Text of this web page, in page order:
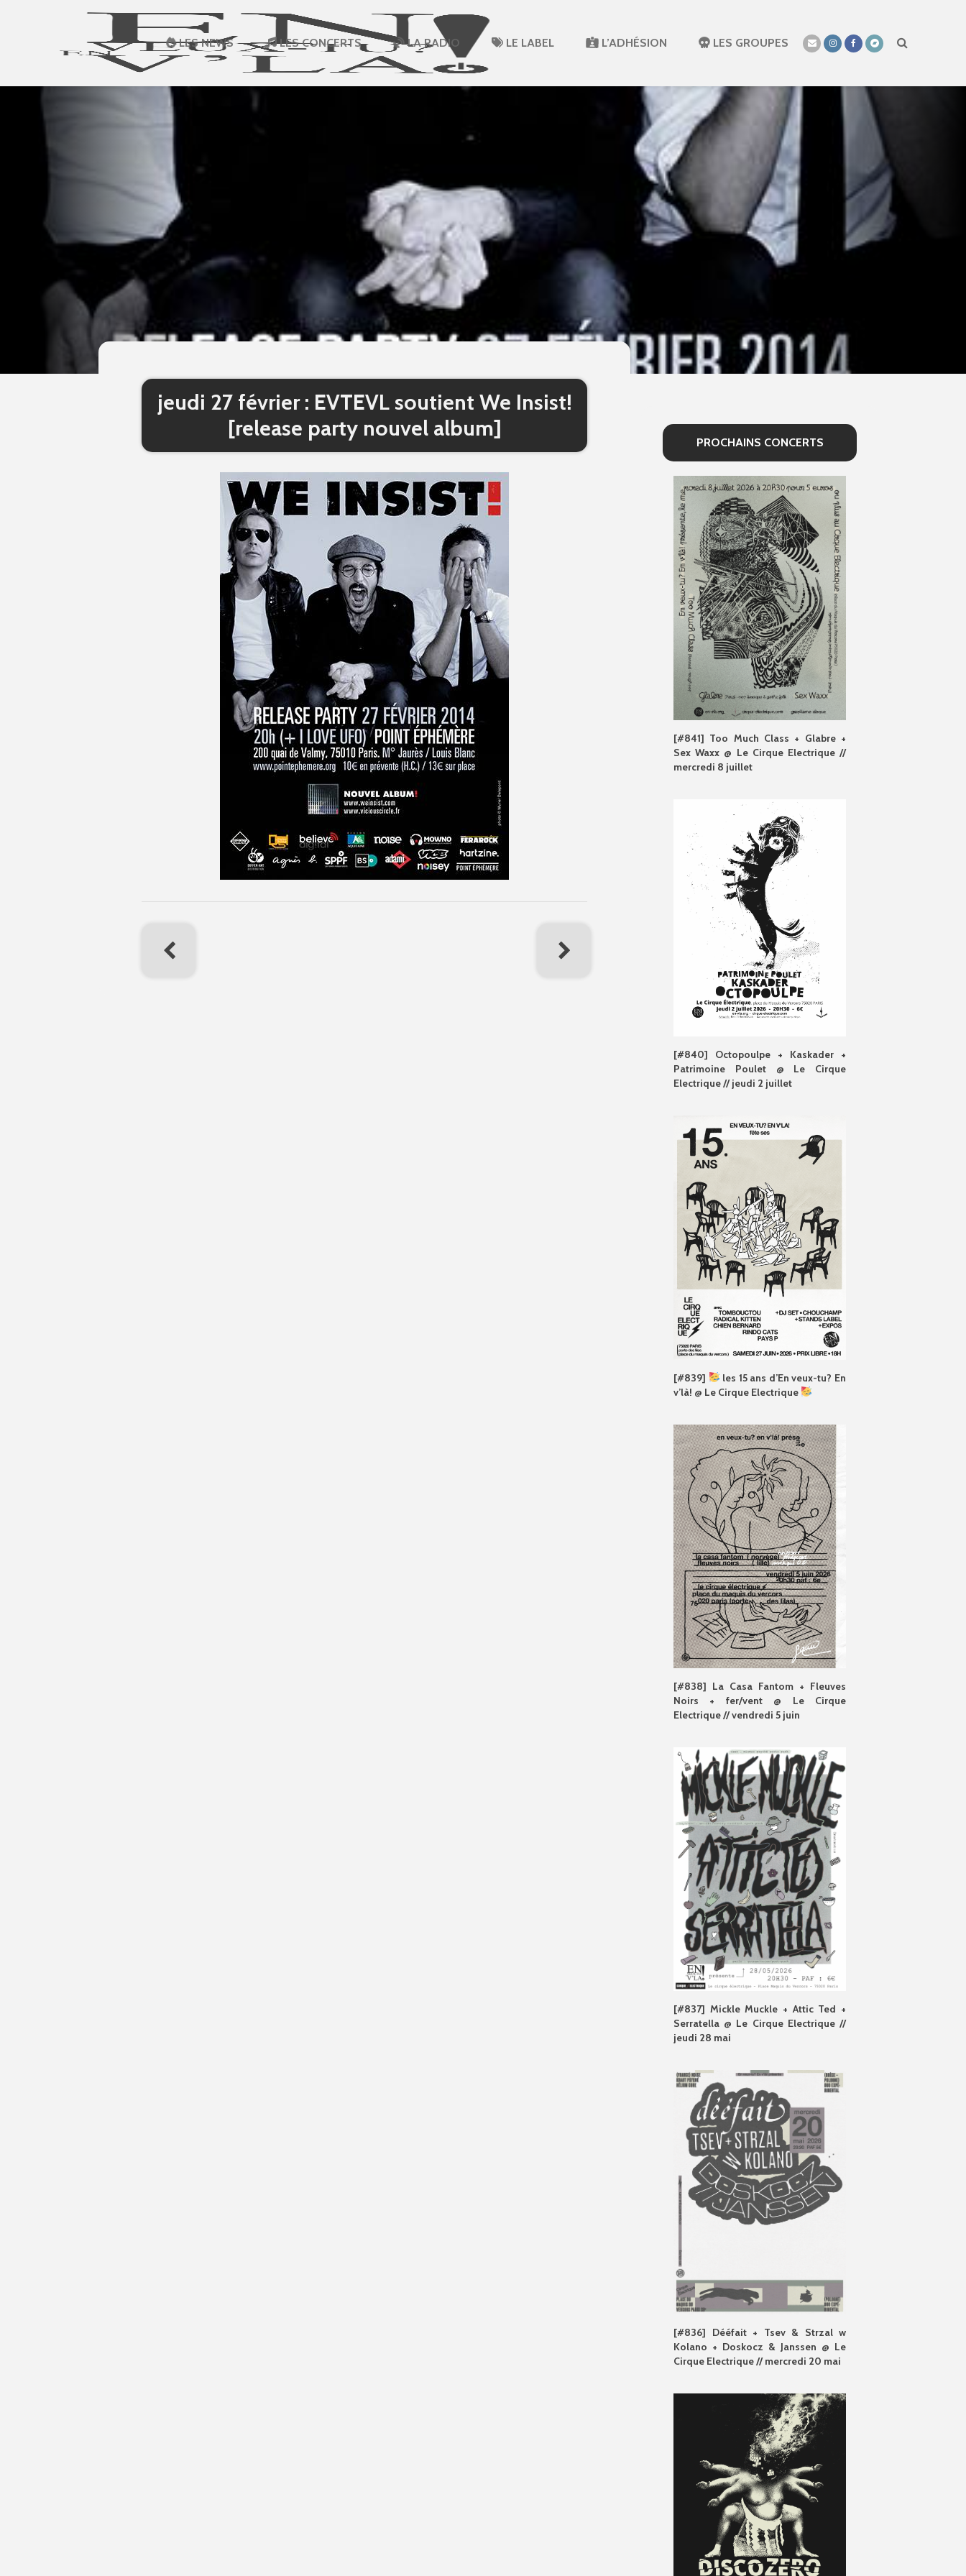
LES NEWS LES CONCERTS LA RADIO LE LABEL L’ADHÉSION LES GROUPES
jeudi 27 février : EVTEVL soutient We Insist!
[release party nouvel album]
PROCHAINS CONCERTS
[#841] Too Much Class + Glabre +
Sex Waxx @ Le Cirque Electrique //
mercredi 8 juillet
[#840] Octopoulpe + Kaskader +
Patrimoine Poulet @ Le Cirque
Electrique // jeudi 2 juillet
[#839]
les 15 ans d’En veux-tu? En
v’là! @ Le Cirque Electrique
[#838] La Casa Fantom + Fleuves
Noirs + fer/vent @ Le Cirque
Electrique // vendredi 5 juin
[#837] Mickle Muckle + Attic Ted +
Serratella @ Le Cirque Electrique //
jeudi 28 mai
[#836] Dééfait + Tsev & Strzal w
Kolano + Doskocz & Janssen @ Le
Cirque Electrique // mercredi 20 mai